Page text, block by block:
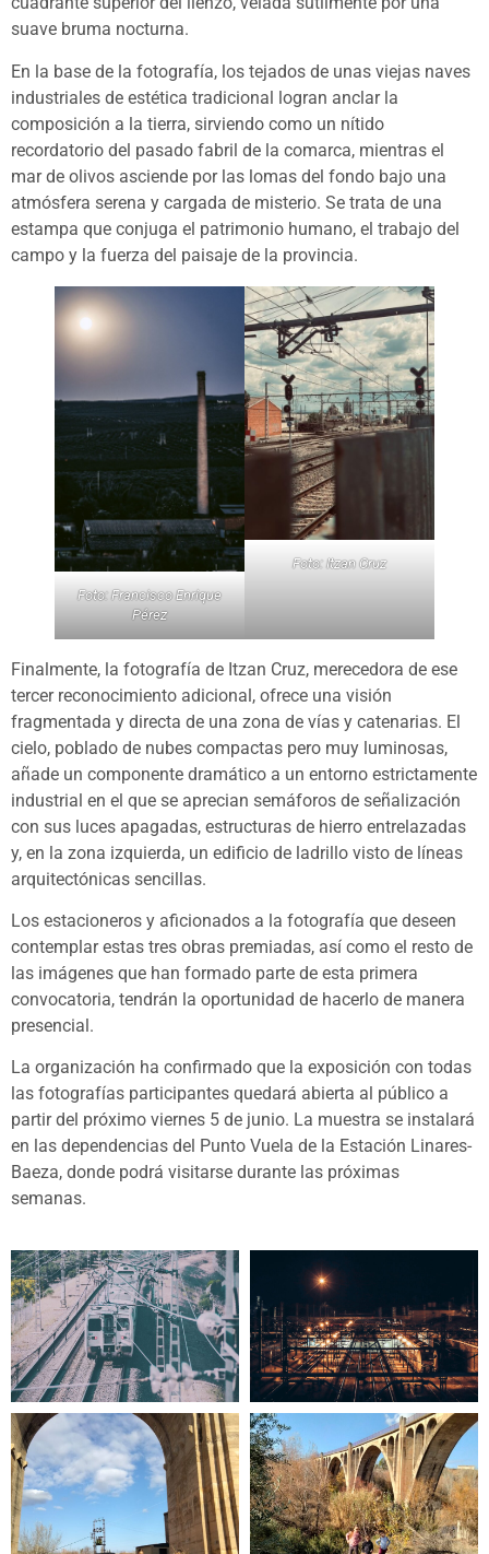
suave bruma nocturna.
En la base de la fotografía, los tejados de unas viejas naves
industriales de estética tradicional logran anclar la
composición a la tierra, sirviendo como un nítido
recordatorio del pasado fabril de la comarca, mientras el
mar de olivos asciende por las lomas del fondo bajo una
atmósfera serena y cargada de misterio. Se trata de una
estampa que conjuga el patrimonio humano, el trabajo del
campo y la fuerza del paisaje de la provincia.
Foto: Francisco Enrique
Pérez
Foto: Itzan Cruz
Finalmente, la fotografía de Itzan Cruz, merecedora de ese
tercer reconocimiento adicional, ofrece una visión
fragmentada y directa de una zona de vías y catenarias. El
cielo, poblado de nubes compactas pero muy luminosas,
añade un componente dramático a un entorno estrictamente
industrial en el que se aprecian semáforos de señalización
con sus luces apagadas, estructuras de hierro entrelazadas
y, en la zona izquierda, un edificio de ladrillo visto de líneas
arquitectónicas sencillas.
Los estacioneros y aficionados a la fotografía que deseen
contemplar estas tres obras premiadas, así como el resto de
las imágenes que han formado parte de esta primera
convocatoria, tendrán la oportunidad de hacerlo de manera
presencial.
La organización ha confirmado que la exposición con todas
las fotografías participantes quedará abierta al público a
partir del próximo viernes 5 de junio. La muestra se instalará
en las dependencias del Punto Vuela de la Estación Linares-
Baeza, donde podrá visitarse durante las próximas
semanas.